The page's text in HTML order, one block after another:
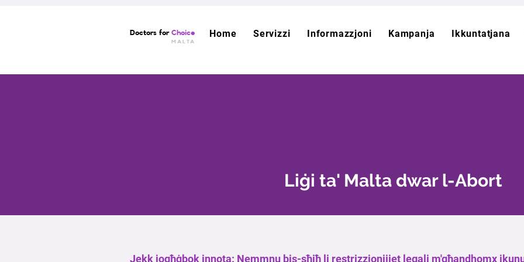
Doctors for Choice
MALTA
Home Servizzi Informazzjoni Kampanja Ikkuntatjana
Liġi ta' Malta dwar l-Abort
Jekk jogħġbok innota: Nemmnu bis-sħiħ li restrizzjonijiet legali m'għandhomx